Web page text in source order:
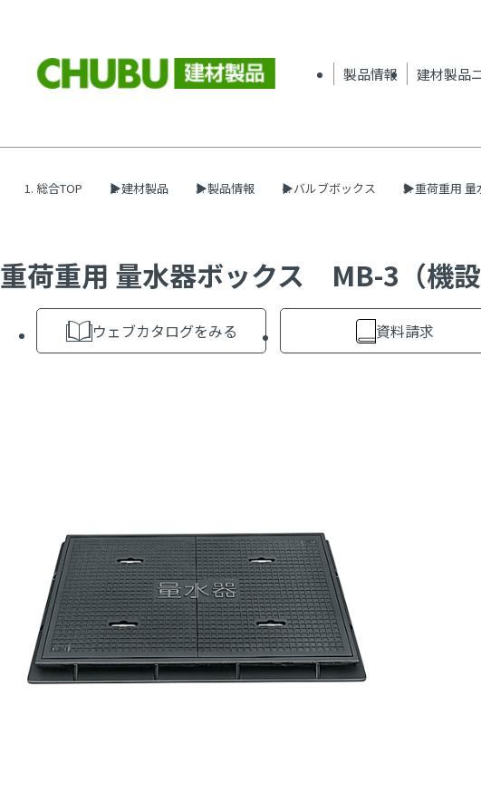
製品情報 建材製品
総合TOP 建材製品 製品情報 バルブボックス 重荷重用 量
重荷重用 量水器ボックス MB-3（機設
ウェブカタログをみる 資料請求